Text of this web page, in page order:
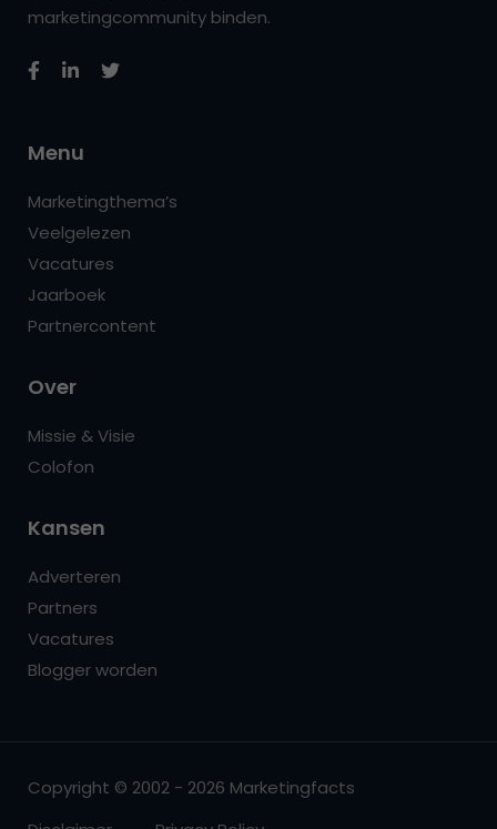
marketingcommunity binden.
Menu
Marketingthema’s
Veelgelezen
Vacatures
Jaarboek
Partnercontent
Over
Missie & Visie
Colofon
Kansen
Adverteren
Partners
Vacatures
Blogger worden
Copyright © 2002 - 2026 Marketingfacts